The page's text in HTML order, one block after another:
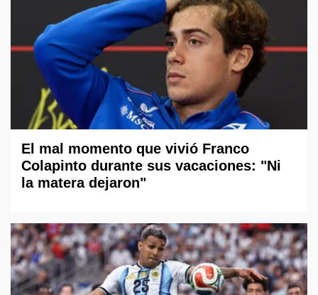
El mal momento que vivió Franco
Colapinto durante sus vacaciones: "Ni
la matera dejaron"